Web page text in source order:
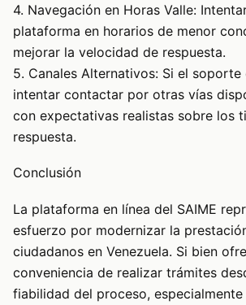
4. Navegación en Horas Valle:
plataforma en horarios de menor
mejorar la velocidad de respuesta.
5. Canales Alternativos: Si el soporte
intentar contactar por otras vías
con expectativas realistas sobre los
respuesta.
Conclusión
La plataforma en línea del SAIME
esfuerzo por modernizar la
ciudadanos en Venezuela. Si bien
conveniencia de realizar trámites
fiabilidad del proceso,